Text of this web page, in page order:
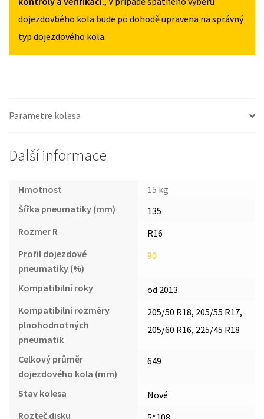
2013
135/90R16
dojezdovbého kola bude po dohodě upravena na správný
typ dojezdového kola.
Parametre kolesa
Další informace
Hmotnost
15 kg
Šířka pneumatiky (mm)
135
Rozmer R
R16
Profil dojezdové
pneumatiky (%)
90
Kompatibilní roky
od 2013
Kompatibilní rozměry
plnohodnotných
pneumatik
205/50 R18, 205/55 R17,
205/60 R16, 225/45 R18
Celkový průměr
dojezdového kola (mm)
649
Stav kolesa
Nové
Rozteč disku